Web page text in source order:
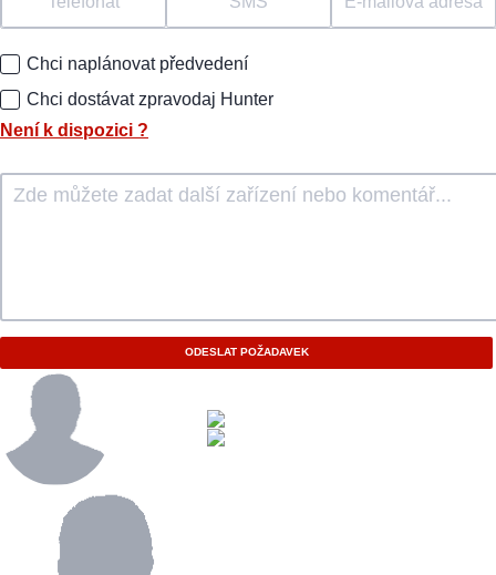
Chci naplánovat předvedení
Chci dostávat zpravodaj Hunter
Není k dispozici ?
ODESLAT POŽADAVEK